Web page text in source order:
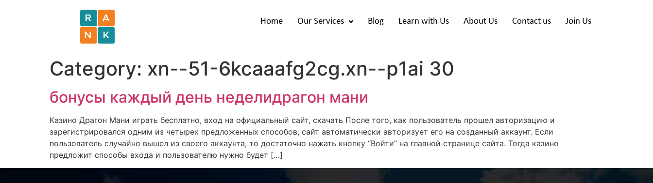
Home Our Services Blog Learn with Us About Us Contact us Join Us
Category: xn--51-6kcaaafg2cg.xn--p1ai 30
бонусы каждый день неделидрагон мани
Казино Драгон Мани играть бесплатно, вход на официальный сайт, скачать После того, как пользователь прошел авторизацию и
зарегистрировался одним из четырех предложенных способов, сайт автоматически авторизует его на созданный аккаунт. Если
пользователь случайно вышел из своего аккаунта, то достаточно нажать кнопку “Войти” на главной странице сайта. Тогда казино
предложит способы входа и пользователю нужно будет […]